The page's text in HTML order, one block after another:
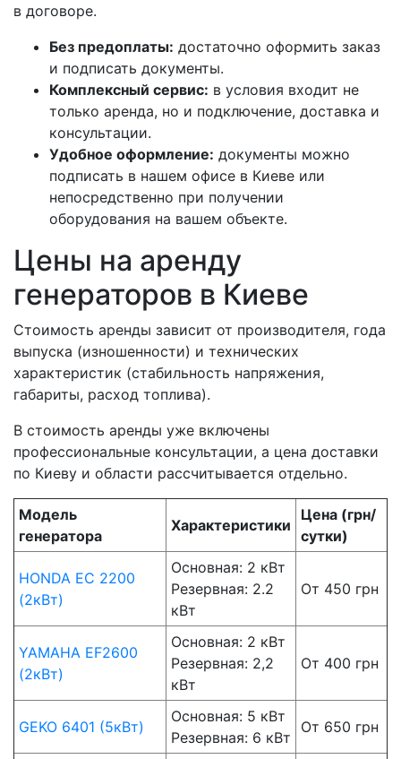
в договоре.
Без предоплаты: достаточно оформить заказ
и подписать документы.
Комплексный сервис: в условия входит не
только аренда, но и подключение, доставка и
консультации.
Удобное оформление: документы можно
подписать в нашем офисе в Киеве или
непосредственно при получении
оборудования на вашем объекте.
Цены на аренду
генераторов в Киеве
Стоимость аренды зависит от производителя, года
выпуска (изношенности) и технических
характеристик (стабильность напряжения,
габариты, расход топлива).
В стоимость аренды уже включены
профессиональные консультации, а цена доставки
по Киеву и области рассчитывается отдельно.
Модель
генератора
Характеристики
Цена (грн/
сутки)
HONDA EC 2200
(2кВт)
Основная: 2 кВт
Резервная: 2.2
кВт
От 450 грн
YAMAHA EF2600
(2кВт)
Основная: 2 кВт
Резервная: 2,2
кВт
От 400 грн
GEKO 6401 (5кВт)
Основная: 5 кВт
Резервная: 6 кВт
От 650 грн